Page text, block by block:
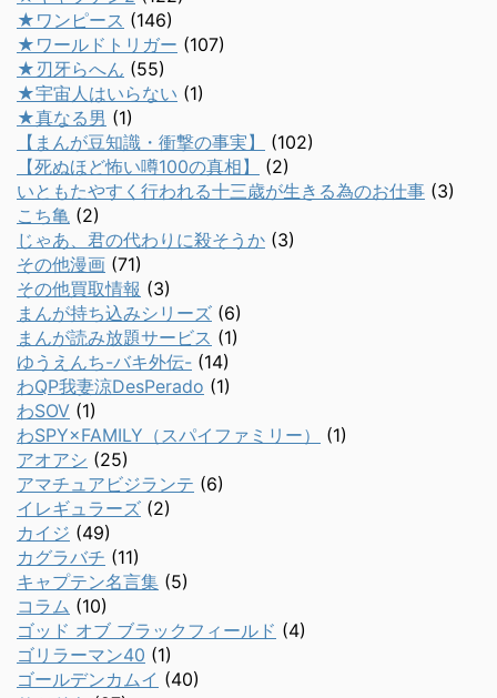
★ワンピース (146)
★ワールドトリガー (107)
★刃牙らへん (55)
★宇宙人はいらない (1)
★真なる男 (1)
【まんが豆知識・衝撃の事実】
(102)
【死ぬほど怖い噂100の真相】
(2)
いともたやすく行われる十三歳が生きる為のお仕事 (3)
こち亀 (2)
じゃあ、君の代わりに殺そうか (3)
その他漫画 (71)
その他買取情報 (3)
まんが持ち込みシリーズ (6)
まんが読み放題サービス (1)
ゆうえんち-バキ外伝- (14)
わQP我妻涼DesPerado (1)
わSOV (1)
わSPY×FAMILY（スパイファミリー）
(1)
アオアシ (25)
アマチュアビジランテ (6)
イレギュラーズ (2)
カイジ (49)
カグラバチ (11)
キャプテン名言集 (5)
コラム (10)
ゴッド オブ ブラックフィールド (4)
ゴリラーマン40 (1)
ゴールデンカムイ (40)